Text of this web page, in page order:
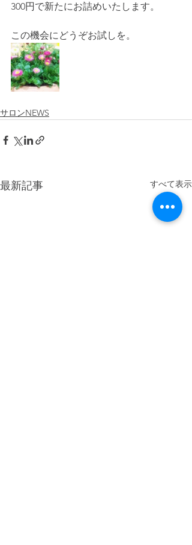
300円で新たにお詰めいたします。
この機会にどうぞお試しを。
サロンNEWS
最新記事 すべて表示